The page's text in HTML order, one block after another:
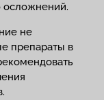
осложнений.
не
препараты в